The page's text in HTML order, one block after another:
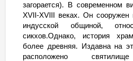
26.12.26Сб - 29.12 Вт
загорается). В современном
XVII-XVIII веках. Он
индусской общиной,
сикхов.Однако, история
более древняя. Издавна на
расположено